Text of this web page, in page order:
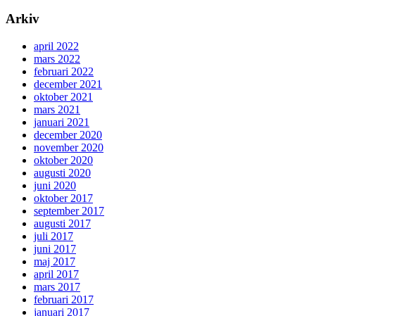
Arkiv
april 2022
mars 2022
februari 2022
december 2021
oktober 2021
mars 2021
januari 2021
december 2020
november 2020
oktober 2020
augusti 2020
juni 2020
oktober 2017
september 2017
augusti 2017
juli 2017
juni 2017
maj 2017
april 2017
mars 2017
februari 2017
januari 2017